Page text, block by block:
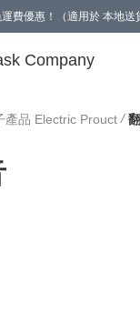
費優惠！（適用於 本地送
Company
產品 Electric Prouct /